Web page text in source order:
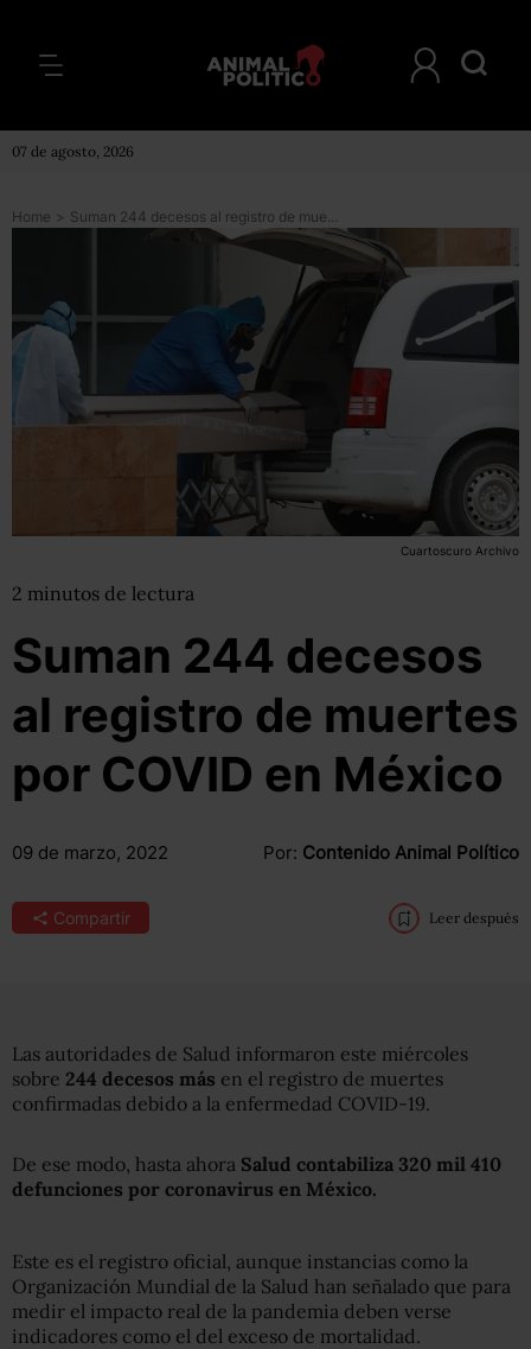
07 de agosto, 2026
Home > Suman 244 decesos al registro de muertes por COVID en México
Cuartoscuro Archivo
2 minutos de lectura
Suman 244 decesos
al registro de muertes
por COVID en México
09 de marzo, 2022 Por: Contenido Animal Político
Compartir Leer después
Las autoridades de Salud informaron este miércoles
sobre 244 decesos más en el registro de muertes
confirmadas debido a la enfermedad COVID-19.
De ese modo, hasta ahora Salud contabiliza 320 mil 410
defunciones por coronavirus en México.
Este es el registro oficial, aunque instancias como la
Organización Mundial de la Salud han señalado que para
medir el impacto real de la pandemia deben verse
indicadores como el del exceso de mortalidad.